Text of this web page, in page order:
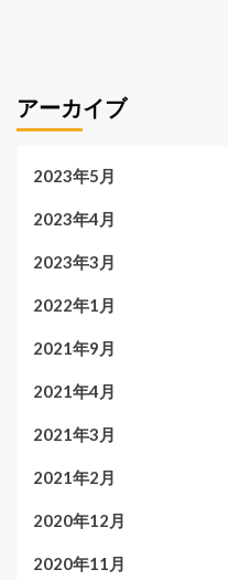
アーカイブ
2023年5月
2023年4月
2023年3月
2022年1月
2021年9月
2021年4月
2021年3月
2021年2月
2020年12月
2020年11月